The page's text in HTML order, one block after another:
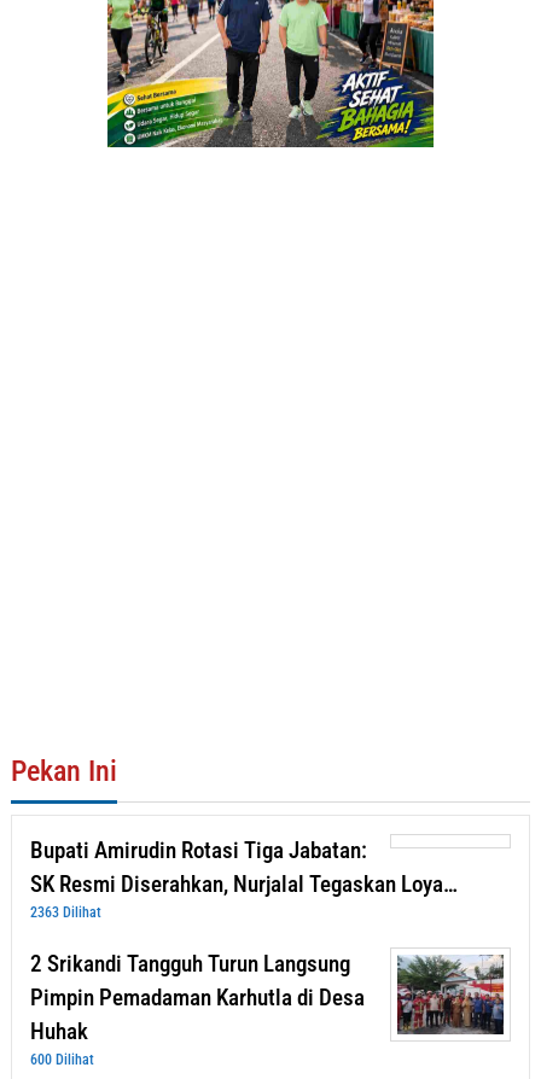
Pekan Ini
Bupati Amirudin Rotasi Tiga Jabatan:
SK Resmi Diserahkan, Nurjalal Tegaskan Loya…
2363 Dilihat
2 Srikandi Tangguh Turun Langsung
Pimpin Pemadaman Karhutla di Desa
Huhak
600 Dilihat